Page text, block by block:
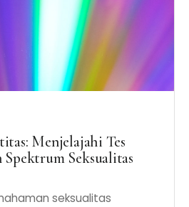
Menjelajahi Tes
Spektrum Seksualitas
seksualitas